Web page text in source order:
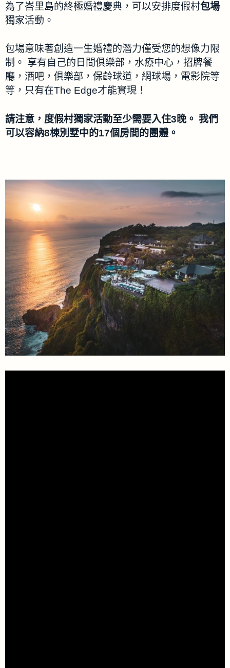
為了峇里島的終極婚禮慶典，可以安排度假村包場
獨家活動。
包場意味著創造一生婚禮的潛力僅受您的想像力限
制。 享有自己的日間俱樂部，水療中心，招牌餐
廳，酒吧，俱樂部，保齡球道，網球場，電影院等
等，只有在The Edge才能實現！
請注意，度假村獨家活動至少需要入住3晚。 我們
可以容納8棟別墅中的17個房間的團體。